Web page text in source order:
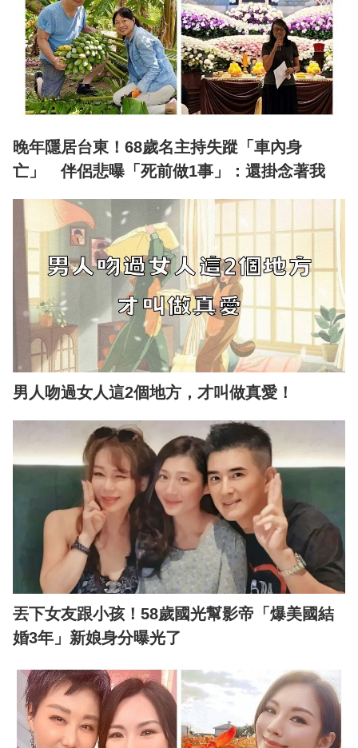
晚年隱居台東！68歲名主持失蹤「車內身
亡」 伴侶悲曝「死前做1事」：還掛念著我
男人吻過女人這2個地方，才叫做真愛！
丟下女友跟小孩！58歲國光幫影帝「爆美國結
婚3年」新娘身分曝光了